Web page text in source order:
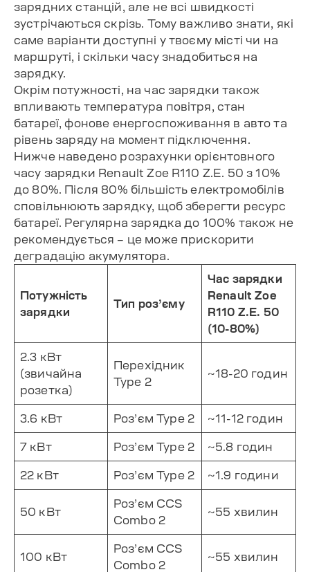
зарядних станцій, але не всі швидкості
зустрічаються скрізь. Тому важливо знати, які
саме варіанти доступні у твоєму місті чи на
маршруті, і скільки часу знадобиться на
зарядку.
Окрім потужності, на час зарядки також
впливають температура повітря, стан
батареї, фонове енергоспоживання в авто та
рівень заряду на момент підключення.
Нижче наведено розрахунки орієнтовного
часу зарядки Renault Zoe R110 Z.E. 50 з 10%
до 80%. Після 80% більшість електромобілів
сповільнюють зарядку, щоб зберегти ресурс
батареї. Регулярна зарядка до 100% також не
рекомендується – це може прискорити
деградацію акумулятора.
Потужність
зарядки
Тип роз’єму
Час зарядки
Renault Zoe
R110 Z.E. 50
(10-80%)
2.3 кВт
(звичайна
розетка)
Перехідник
Type 2
~18-20 годин
3.6 кВт Роз’єм Type 2 ~11-12 годин
7 кВт Роз’єм Type 2 ~5.8 годин
22 кВт Роз’єм Type 2 ~1.9 години
50 кВт
Роз’єм CCS
Combo 2
~55 хвилин
100 кВт
Роз’єм CCS
Combo 2
~55 хвилин